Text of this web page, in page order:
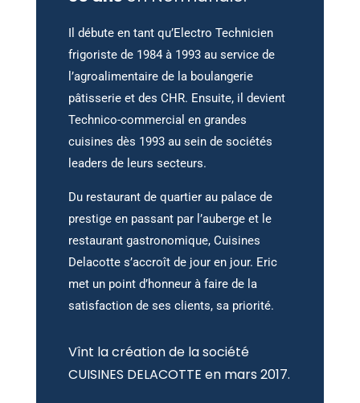
Il débute en tant qu’Electro Technicien
frigoriste de 1984 à 1993 au service de
l’agroalimentaire de la boulangerie
pâtisserie et des CHR. Ensuite, il devient
Technico-commercial en grandes
cuisines dès 1993 au sein de sociétés
leaders de leurs secteurs.
Du restaurant de quartier au palace de
prestige en passant par l’auberge et le
restaurant gastronomique, Cuisines
Delacotte s’accroît de jour en jour. Eric
met un point d’honneur à faire de la
satisfaction de ses clients, sa priorité.
Vînt la création de la société
CUISINES DELACOTTE en mars 2017.